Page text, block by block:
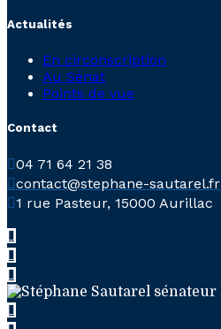
Actualités
En circonscription
Au Sénat
Points de vue
Contact
04 71 64 21 38
contact@stephane-sautarel.fr
1 rue Pasteur, 15000 Aurillac